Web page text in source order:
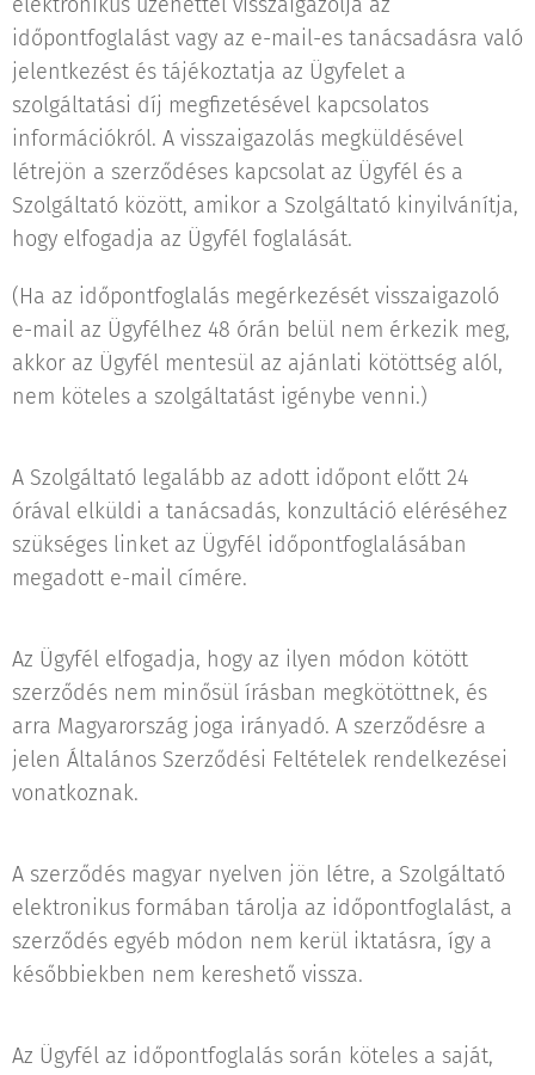
időpontfoglalást vagy az e-mail-es tanácsadásra való
jelentkezést és tájékoztatja az Ügyfelet a
szolgáltatási díj megfizetésével kapcsolatos
információkról. A visszaigazolás megküldésével
létrejön a szerződéses kapcsolat az Ügyfél és a
Szolgáltató között, amikor a Szolgáltató kinyilvánítja,
hogy elfogadja az Ügyfél foglalását.
(Ha az időpontfoglalás megérkezését visszaigazoló
e-mail az Ügyfélhez 48 órán belül nem érkezik meg,
akkor az Ügyfél mentesül az ajánlati kötöttség alól,
nem köteles a szolgáltatást igénybe venni.)
A Szolgáltató legalább az adott időpont előtt 24
órával elküldi a tanácsadás, konzultáció eléréséhez
szükséges linket az Ügyfél időpontfoglalásában
megadott e-mail címére.
Az Ügyfél elfogadja, hogy az ilyen módon kötött
szerződés nem minősül írásban megkötöttnek, és
arra Magyarország joga irányadó. A szerződésre a
jelen Általános Szerződési Feltételek rendelkezései
vonatkoznak.
A szerződés magyar nyelven jön létre, a Szolgáltató
elektronikus formában tárolja az időpontfoglalást, a
szerződés egyéb módon nem kerül iktatásra, így a
későbbiekben nem kereshető vissza.
Az Ügyfél az időpontfoglalás során köteles a saját,